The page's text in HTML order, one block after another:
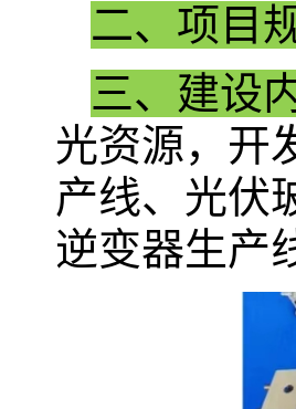
二、项目
三、建设
光资源，开
产线、光伏
逆变器生产